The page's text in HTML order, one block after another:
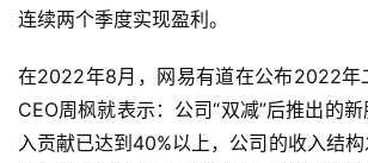
连续两个季度实现盈利。
在2022年8月，网易有道在公布2022年
CEO周枫就表示：公司“双减”后推出的
入贡献已达到40%以上，公司的收入结构